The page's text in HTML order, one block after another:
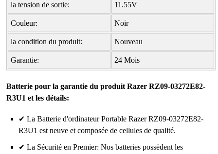
la tension de sortie: 11.55V
Couleur: Noir
la condition du produit: Nouveau
Garantie: 24 Mois
Batterie pour la garantie du produit Razer RZ09-03272E82-
R3U1 et les détails:
✔ La Batterie d'ordinateur Portable Razer RZ09-03272E82-
R3U1 est neuve et composée de cellules de qualité.
✔ La Sécurité en Premier: Nos batteries possèdent les